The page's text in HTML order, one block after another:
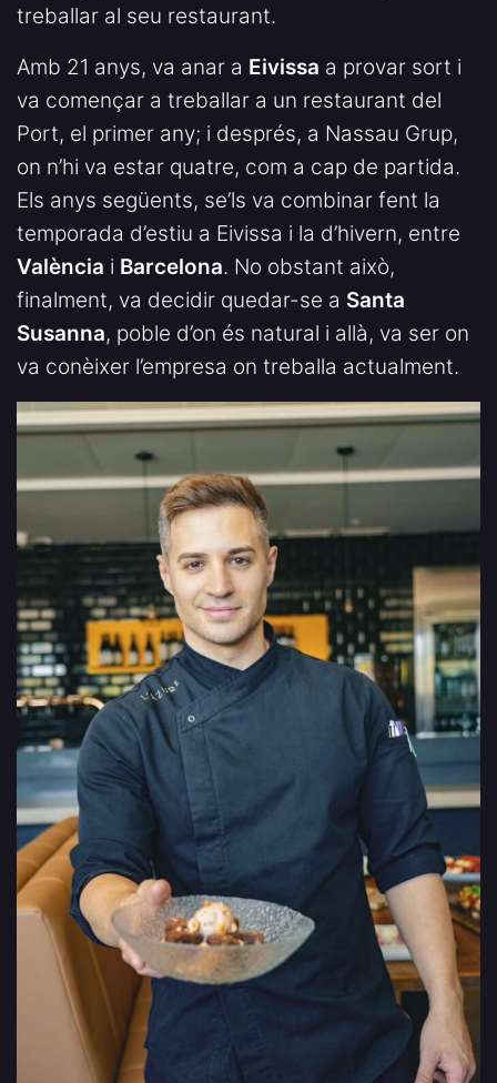
treballar al seu restaurant.
Amb 21 anys, va anar a Eivissa a provar sort i
va començar a treballar a un restaurant del
Port, el primer any; i després, a Nassau Grup,
on n’hi va estar quatre, com a cap de partida.
Els anys següents, se’ls va combinar fent la
temporada d’estiu a Eivissa i la d’hivern, entre
València i Barcelona. No obstant això,
finalment, va decidir quedar-se a Santa
Susanna, poble d’on és natural i allà, va ser on
va conèixer l’empresa on treballa actualment.